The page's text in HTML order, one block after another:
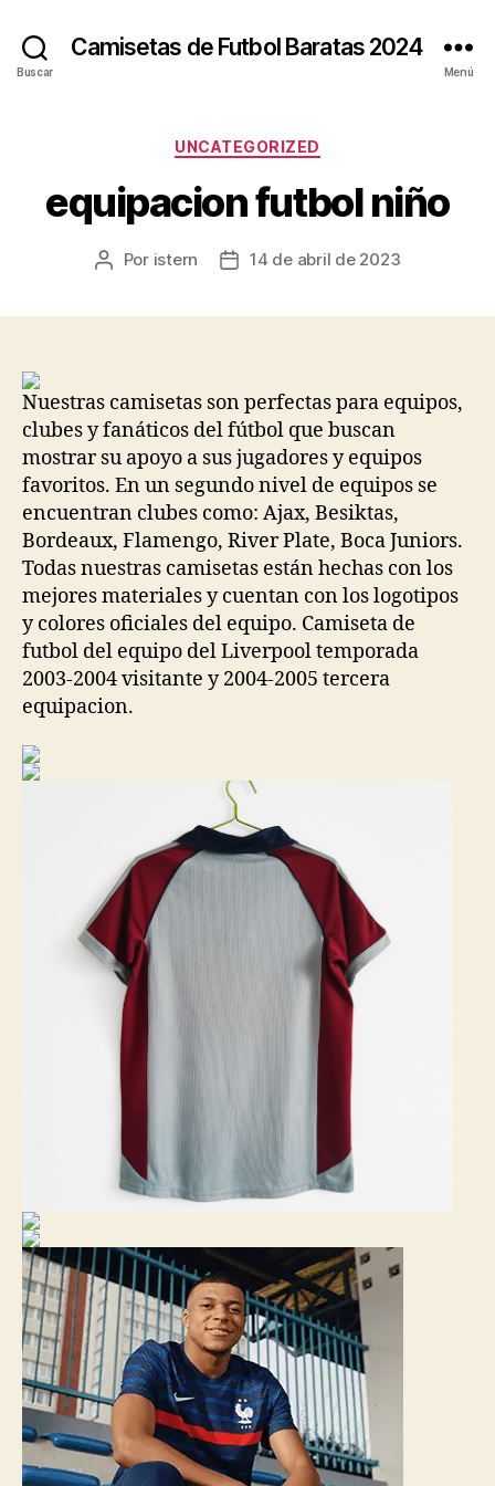
Buscar
Camisetas de Futbol Baratas 2024
Menú
Categorías
UNCATEGORIZED
equipacion futbol niño
Autor
Por istern
Fecha14 de abril de 2023
Nuestras camisetas son perfectas para equipos,
clubes y fanáticos del fútbol que buscan
mostrar su apoyo a sus jugadores y equipos
favoritos. En un segundo nivel de equipos se
encuentran clubes como: Ajax, Besiktas,
Bordeaux, Flamengo, River Plate, Boca Juniors.
Todas nuestras camisetas están hechas con los
mejores materiales y cuentan con los logotipos
y colores oficiales del equipo. Camiseta de
futbol del equipo del Liverpool temporada
2003-2004 visitante y 2004-2005 tercera
equipacion.